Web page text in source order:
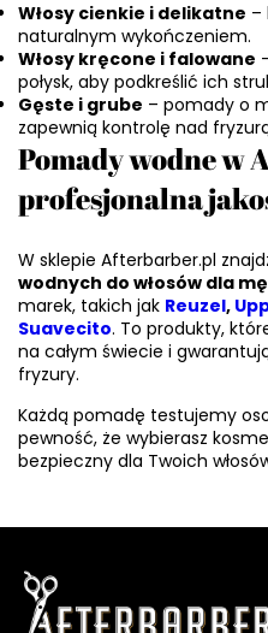
Włosy cienkie i delikatne –
naturalnym wykończeniem.
Włosy kręcone i falowane
połysk, aby podkreślić ich
Gęste i grube – pomady o
zapewnią kontrolę nad
Pomady wodne w
profesjonalna
W sklepie Afterbarber.pl
wodnych do włosów dla
marek, takich jak Reuzel,
Suavecito. To produkty,
na całym świecie i
fryzury.
Każdą pomadę testujemy
pewność, że wybierasz
bezpieczny dla Twoich